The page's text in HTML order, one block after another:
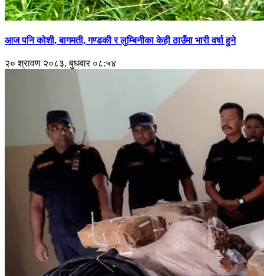
आज पनि कोशी, बागमती, गण्डकी र लुम्बिनीका केही ठाउँमा भारी वर्षा हुने
२० श्रावण २०८३, बुधबार ०८:५४